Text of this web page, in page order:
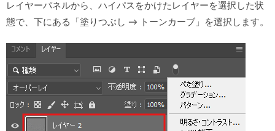
レイヤーパネルから、ハイパスをかけたレイヤーを選択した状
態で、下にある「塗りつぶし → トーンカーブ」を選択します。